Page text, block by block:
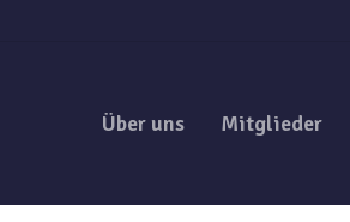
Über uns Mitglieder